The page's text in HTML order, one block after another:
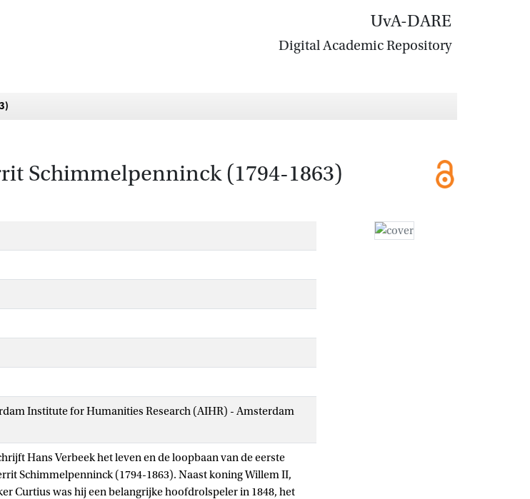
UvA-DARE
Digital Academic Repository
Schimmelpenninck (1794-1863)
Institute for Humanities Research (AIHR) - Amsterdam
Hans Verbeek het leven en de loopbaan van de eerste
Schimmelpenninck (1794-1863). Naast koning Willem II,
Curtius was hij een belangrijke hoofdrolspeler in 1848, het